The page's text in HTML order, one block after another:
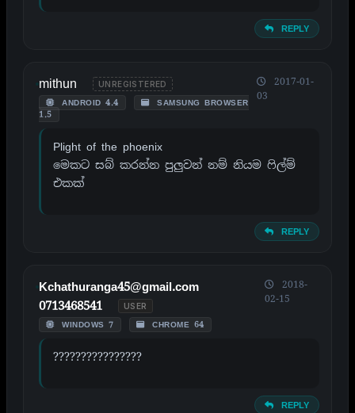
REPLY
mithun UNREGISTERED
ANDROID 4.4
SAMSUNG BROWSER
1.5
2017-01-
03
Plight of the phoenix
මෙකට සබ් කරන්න පුලුවන් නම් නියම ෆිල්ම්
එකක්
REPLY
Kchathuranga45@gmail.com
0713468541
USER
WINDOWS 7 CHROME 64
2018-
02-15
????????????????
REPLY